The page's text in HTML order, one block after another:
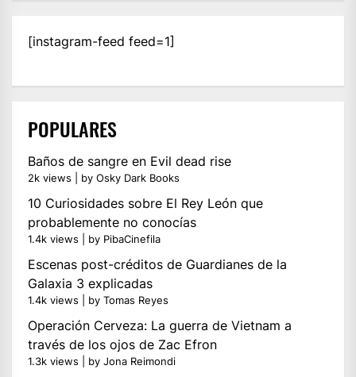
[instagram-feed feed=1]
POPULARES
Baños de sangre en Evil dead rise
2k views by Osky Dark Books
10 Curiosidades sobre El Rey León que
probablemente no conocías
1.4k views by PibaCinefila
Escenas post-créditos de Guardianes de la
Galaxia 3 explicadas
1.4k views by Tomas Reyes
Operación Cerveza: La guerra de Vietnam a
través de los ojos de Zac Efron
1.3k views by Jona Reimondi